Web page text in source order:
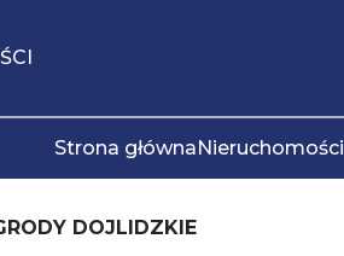
Strona głównaNieruchomości
DOJLIDZKIE